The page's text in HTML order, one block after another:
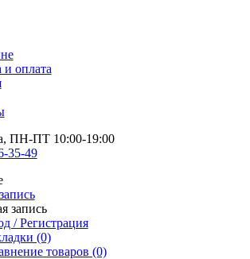
и оплата
ПН-ПТ 10:00-19:00
35-49
запись
/ Регистрация
(0)
товаров (0)